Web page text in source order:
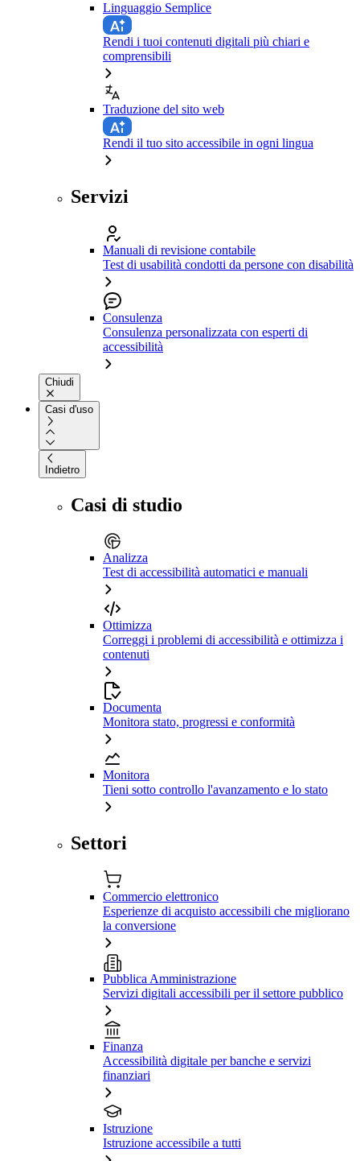
Linguaggio Semplice
Rendi i tuoi contenuti digitali più chiari e
comprensibili
Traduzione del sito web
Rendi il tuo sito accessibile in ogni lingua
Servizi
Manuali di revisione contabile
Test di usabilità condotti da persone con disabilità
Consulenza
Consulenza personalizzata con esperti di
accessibilità
Chiudi
Casi d'uso
Indietro
Casi di studio
Analizza
Test di accessibilità automatici e manuali
Ottimizza
Correggi i problemi di accessibilità e ottimizza i
contenuti
Documenta
Monitora stato, progressi e conformità
Monitora
Tieni sotto controllo l'avanzamento e lo stato
Settori
Commercio elettronico
Esperienze di acquisto accessibili che migliorano
la conversione
Pubblica Amministrazione
Servizi digitali accessibili per il settore pubblico
Finanza
Accessibilità digitale per banche e servizi
finanziari
Istruzione
Istruzione accessibile a tutti